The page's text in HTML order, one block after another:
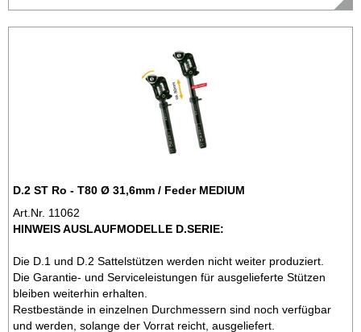
D.2 ST Ro - T80 Ø 31,6mm / Feder MEDIUM
Art.Nr. 11062
HINWEIS AUSLAUFMODELLE D.SERIE:
Die D.1 und D.2 Sattelstützen werden nicht weiter produziert.
Die Garantie- und Serviceleistungen für ausgelieferte Stützen
bleiben weiterhin erhalten.
Restbestände in einzelnen Durchmessern sind noch verfügbar
und werden, solange der Vorrat reicht, ausgeliefert.